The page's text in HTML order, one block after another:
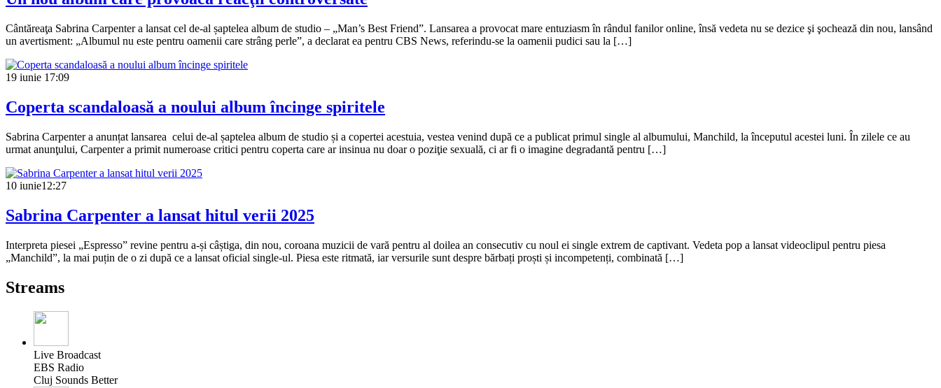
Cântăreaţa Sabrina Carpenter a lansat cel de-al șaptelea album de studio – „Man’s Best Friend”. Lansarea a provocat mare entuziasm în rândul fanilor online, însă vedeta nu se dezice şi şochează din nou, lansând
un avertisment: „Albumul nu este pentru oamenii care strâng perle”, a declarat ea pentru CBS News, referindu-se la oamenii pudici sau la […]
19 iunie 17:09
Coperta scandaloasă a noului album încinge spiritele
Sabrina Carpenter a anunțat lansarea celui de-al șaptelea album de studio și a copertei acestuia, vestea venind după ce a publicat primul single al albumului, Manchild, la începutul acestei luni. În zilele ce au
urmat anunţului, Carpenter a primit numeroase critici pentru coperta care ar insinua nu doar o poziţie sexuală, ci ar fi o imagine degradantă pentru […]
10 iunie12:27
Sabrina Carpenter a lansat hitul verii 2025
Interpreta piesei „Espresso” revine pentru a-și câștiga, din nou, coroana muzicii de vară pentru al doilea an consecutiv cu noul ei single extrem de captivant. Vedeta pop a lansat videoclipul pentru piesa
„Manchild”, la mai puțin de o zi după ce a lansat oficial single-ul. Piesa este ritmată, iar versurile sunt despre bărbați proști și incompetenți, combinată […]
Streams
Live Broadcast
EBS Radio
Cluj Sounds Better